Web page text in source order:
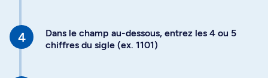
Dans le champ au-dessous, entrez les 4 ou 5
chiffres du sigle (ex. 1101)